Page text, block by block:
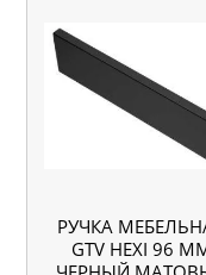
РУЧКА
GTV HEXI 96